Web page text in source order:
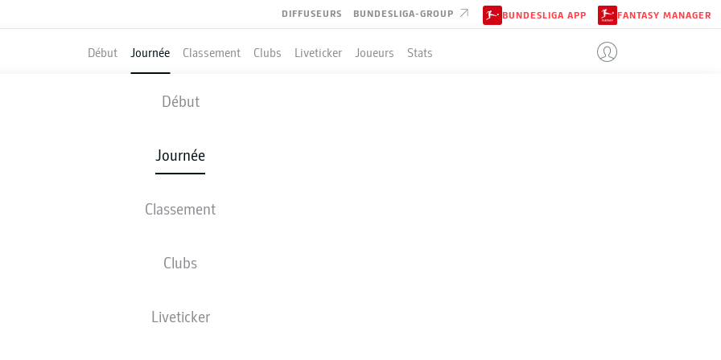
DIFFUSEURS BUNDESLIGA-GROUP BUNDESLIGA APP FANTASY MANAGER
Début Journée Classement Clubs Liveticker Joueurs Stats
Début
Journée
Classement
Clubs
Liveticker
COLOGNE - PADERBORN
COMPOSITIONS STATISTIQUES